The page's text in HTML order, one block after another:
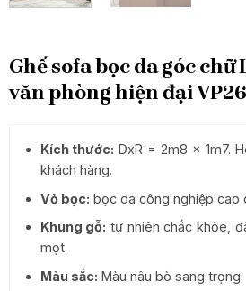
Ghế sofa bọc da góc chữ
văn phòng hiện đại VP26
Kích thước: DxR = 2m8 x 1m7.
khách hàng.
Vỏ bọc: bọc da công nghiệp cao
Khung gỗ: tự nhiên chắc khỏe,
mọt.
Màu sắc: Màu nâu bò sang trọng